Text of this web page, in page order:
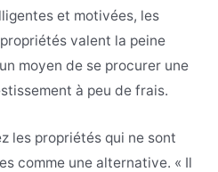
et motivées, les
valent la peine
moyen de se procurer une
à peu de frais.
les propriétés qui ne sont
comme une alternative. « Il